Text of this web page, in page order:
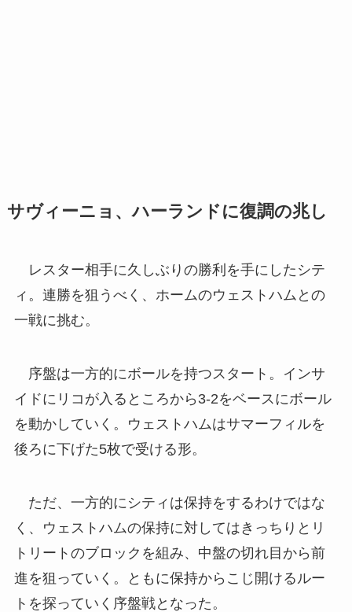
サヴィーニョ、ハーランドに復調の兆し
レスター相手に久しぶりの勝利を手にしたシテ
ィ。連勝を狙うべく、ホームのウェストハムとの
一戦に挑む。
序盤は一方的にボールを持つスタート。インサ
イドにリコが入るところから3-2をベースにボール
を動かしていく。ウェストハムはサマーフィルを
後ろに下げた5枚で受ける形。
ただ、一方的にシティは保持をするわけではな
く、ウェストハムの保持に対してはきっちりとリ
トリートのブロックを組み、中盤の切れ目から前
進を狙っていく。ともに保持からこじ開けるルー
トを探っていく序盤戦となった。